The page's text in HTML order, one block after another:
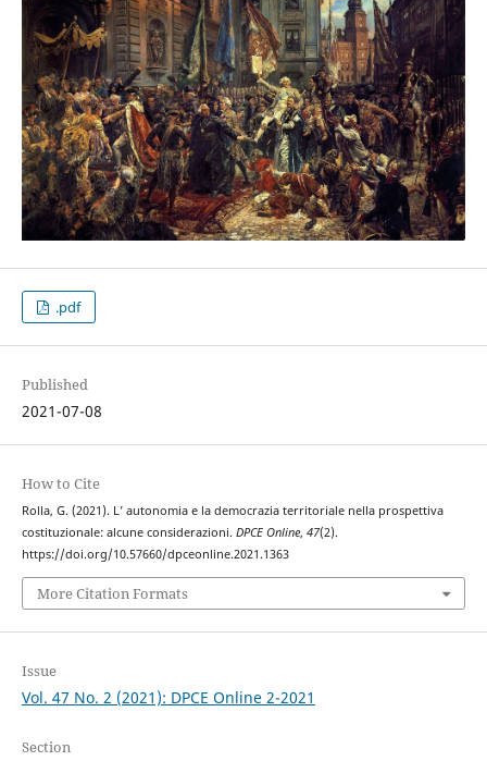
.pdf
Published
2021-07-08
How to Cite
Rolla, G. (2021). L’ autonomia e la democrazia territoriale nella prospettiva
costituzionale: alcune considerazioni. DPCE Online, 47(2).
https://doi.org/10.57660/dpceonline.2021.1363
More Citation Formats
Issue
Vol. 47 No. 2 (2021): DPCE Online 2-2021
Section